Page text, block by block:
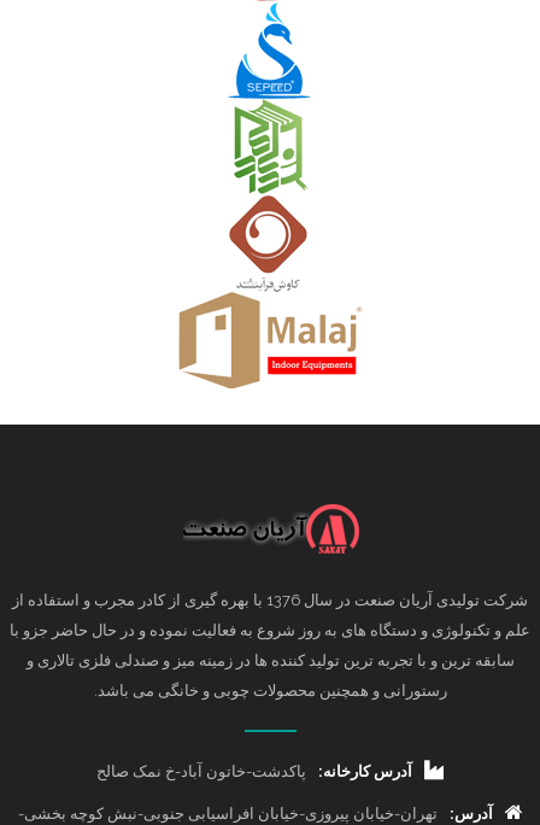
شرکت تولیدی آریان صنعت در سال 1376 با بهره گیری از کادر مجرب و استفاده از
علم و تکنولوژی و دستگاه های به روز شروع به فعالیت نموده و در حال حاضر جزو با
سابقه ترین و با تجربه ترین تولید کننده ها در زمینه میز و صندلی فلزی تالاری و
رستورانی و همچنین محصولات چوبی و خانگی می باشد.
آدرس کارخانه: پاکدشت-خاتون آباد-خ نمک صالح
آدرس:
تهران-خیابان پیروزی-خیابان افراسیابی جنوبی-نبش کوچه بخشی-